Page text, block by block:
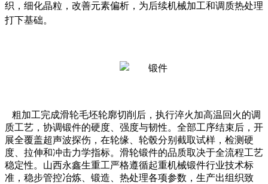
织，细化晶粒，改善元素偏析，为后续机械加工和调质热处理
打下基础。
粗加工完成滑轮毛坯轮廓切削后，执行淬火加高温回火的调
质工艺，协调锻件的硬度、强度与韧性。全部工序结束后，开
展全覆盖超声波探伤，在轮缘、轮毂分别截取试样，检测硬
度、拉伸和冲击力学指标。滑轮锻件的品质取决于全流程工艺
稳定性。山西永鑫生重工严格遵循起重机械锻件行业技术标
准，稳步管控冶炼、锻造、热处理各项参数，生产出组织致